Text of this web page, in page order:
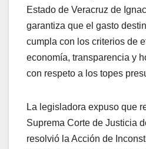
Estado de Veracruz de
garantiza que el gasto
cumpla con los criterios de
economía, transparencia y
con respeto a los topes
La legisladora expuso que
Suprema Corte de Justicia
resolvió la Acción de